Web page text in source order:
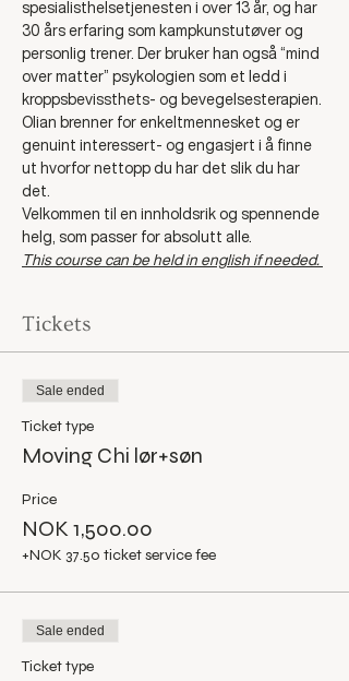
spesialisthelsetjenesten i over 13 år, og har
30 års erfaring som kampkunstutøver og
personlig trener. Der bruker han også “mind
over matter” psykologien som et ledd i
kroppsbevissthets- og bevegelsesterapien.
Olian brenner for enkeltmennesket og er
genuint interessert- og engasjert i å finne
ut hvorfor nettopp du har det slik du har
det.
Velkommen til en innholdsrik og spennende
helg, som passer for absolutt alle.
This course can be held in english if needed.
Tickets
Sale ended
Ticket type
Moving Chi lør+søn
Price
NOK 1,500.00
+NOK 37.50 ticket service fee
Sale ended
Ticket type